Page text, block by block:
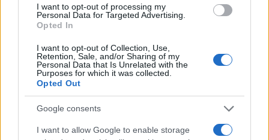
I want to opt-out of processing my
Personal Data for Targeted Advertising.
Opted In
I want to opt-out of Collection, Use,
Retention, Sale, and/or Sharing of my
Personal Data that Is Unrelated with the
Purposes for which it was collected.
Opted Out
Google consents
I want to allow Google to enable storage
Μαίρη Συνατσάκη.